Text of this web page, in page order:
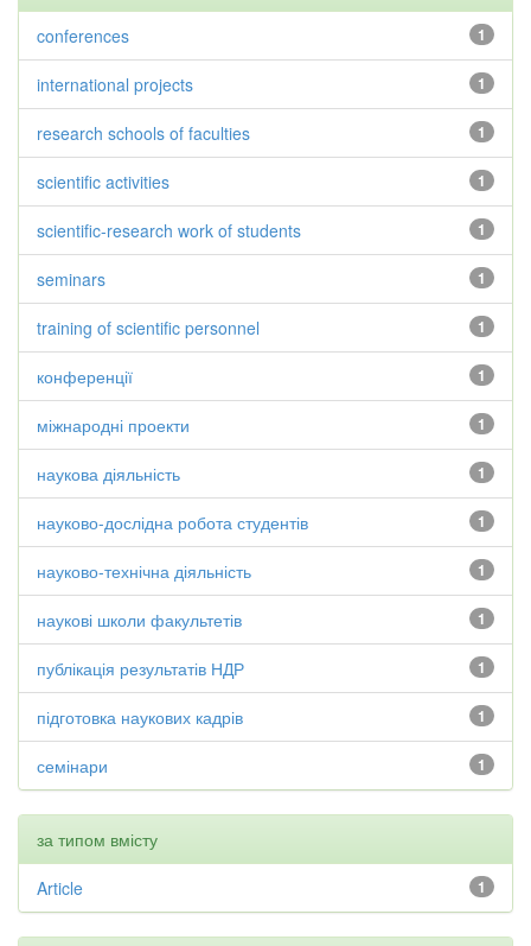
1
conferences
1
international projects
1
research schools of faculties
1
scientific activities
1
scientific-research work of students
1
seminars
1
training of scientific personnel
1
конференції
1
міжнародні проекти
1
наукова діяльність
1
науково-дослідна робота студентів
1
науково-технічна діяльність
1
наукові школи факультетів
1
публікація результатів НДР
1
підготовка наукових кадрів
1
семінари
за типом вмісту
1
Article